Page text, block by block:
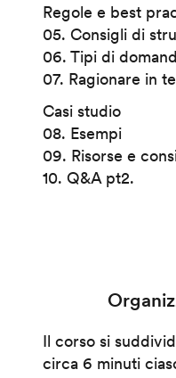
Regole e best
05. Consigli di
06. Tipi di
07. Ragionare in
Casi studio
08. Esempi
09. Risorse e
10. Q&A pt2.
Il corso si
circa 6 minuti